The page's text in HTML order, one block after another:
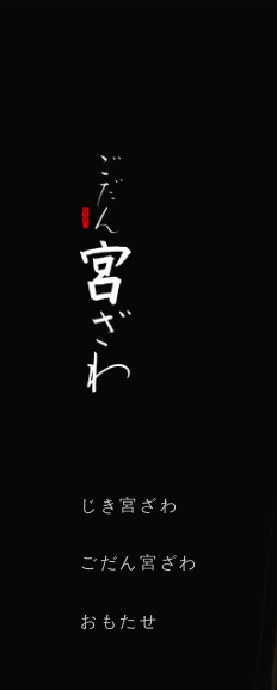
じき宮ざわ
ごだん宮ざわ
おもたせ